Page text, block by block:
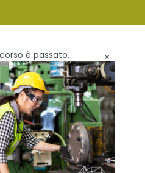
SERVIZI
FORMAZIONE
NEWS
EVENTI NOVITÀ
è passato. ×